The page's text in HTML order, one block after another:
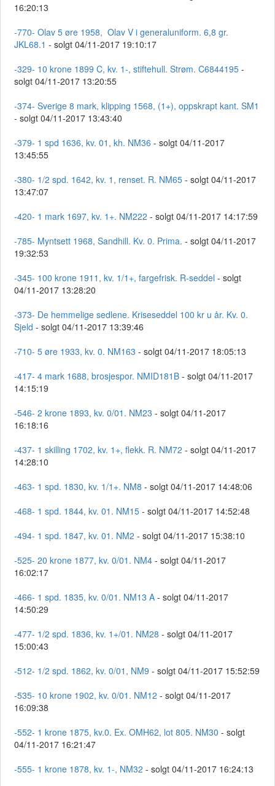
16:20:13
-770- Olav 5 øre 1958, Olav V i generaluniform. 6,8 gr.
JKL68.1 - solgt 04/11-2017 19:10:17
-329- 10 krone 1899 C, kv. 1-, stiftehull. Strøm. C6844195 -
solgt 04/11-2017 13:20:55
-374- Sverige 8 mark, klipping 1568, (1+), oppskrapt kant. SM1
- solgt 04/11-2017 13:43:40
-379- 1 spd 1636, kv. 01, kh. NM36 - solgt 04/11-2017
13:45:55
-380- 1/2 spd. 1642, kv. 1, renset. R. NM65 - solgt 04/11-2017
13:47:07
-420- 1 mark 1697, kv. 1+. NM222 - solgt 04/11-2017 14:17:59
-785- Myntsett 1968, Sandhill. Kv. 0. Prima. - solgt 04/11-2017
19:32:53
-345- 100 krone 1911, kv. 1/1+, fargefrisk. R-seddel - solgt
04/11-2017 13:28:20
-373- De hemmelige sedlene. Kriseseddel 100 kr u år. Kv. 0.
Sjeld - solgt 04/11-2017 13:39:46
-710- 5 øre 1933, kv. 0. NM163 - solgt 04/11-2017 18:05:13
-417- 4 mark 1688, brosjespor. NMID181B - solgt 04/11-2017
14:15:19
-546- 2 krone 1893, kv. 0/01. NM23 - solgt 04/11-2017
16:18:16
-437- 1 skilling 1702, kv. 1+, flekk. R. NM72 - solgt 04/11-2017
14:28:10
-463- 1 spd. 1830, kv. 1/1+. NM8 - solgt 04/11-2017 14:48:06
-468- 1 spd. 1844, kv. 01. NM15 - solgt 04/11-2017 14:52:48
-494- 1 spd. 1847, kv. 01. NM2 - solgt 04/11-2017 15:38:10
-525- 20 krone 1877, kv. 0/01. NM4 - solgt 04/11-2017
16:02:17
-466- 1 spd. 1835, kv. 0/01. NM13 A - solgt 04/11-2017
14:50:29
-477- 1/2 spd. 1836, kv. 1+/01. NM28 - solgt 04/11-2017
15:00:43
-512- 1/2 spd. 1862, kv. 0/01, NM9 - solgt 04/11-2017 15:52:59
-535- 10 krone 1902, kv. 0/01. NM12 - solgt 04/11-2017
16:09:38
-552- 1 krone 1875, kv.0. Ex. OMH62, lot 805. NM30 - solgt
04/11-2017 16:21:47
-555- 1 krone 1878, kv. 1-, NM32 - solgt 04/11-2017 16:24:13